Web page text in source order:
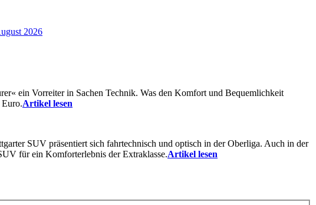
2026
ein Vorreiter in Sachen Technik. Was den Komfort und Bequemlichkeit
Artikel lesen
SUV präsentiert sich fahrtechnisch und optisch in der Oberliga. Auch in der
für ein Komforterlebnis der Extraklasse.Artikel lesen